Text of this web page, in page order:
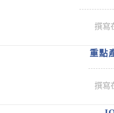
撰寫
重點
撰寫